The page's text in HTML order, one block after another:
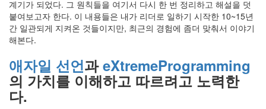
계기가 되었다. 그 원칙들을 여기서 다시 한 번 정리하고 해설을 덧
붙여보고자 한다. 이 내용들은 내가 리더로 일하기 시작한 10~15년
간 일관되게 지켜온 것들이지만, 최근의 경험에 좀더 맞춰서 이야기
해본다.
애자일 선언과eXtremeProgramming
의 가치를 이해하고 따르려고 노력한
다.